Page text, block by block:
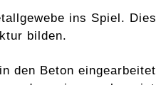
ins Spiel.
bilden.
den Beton